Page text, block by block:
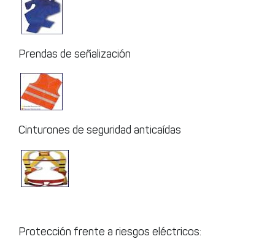
Prendas de señalización
Cinturones de seguridad anticaídas
Protección frente a riesgos eléctricos: